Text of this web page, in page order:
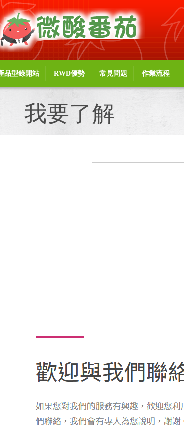
品型錄開站 RWD優勢 常見問題 作業流程
我要了解